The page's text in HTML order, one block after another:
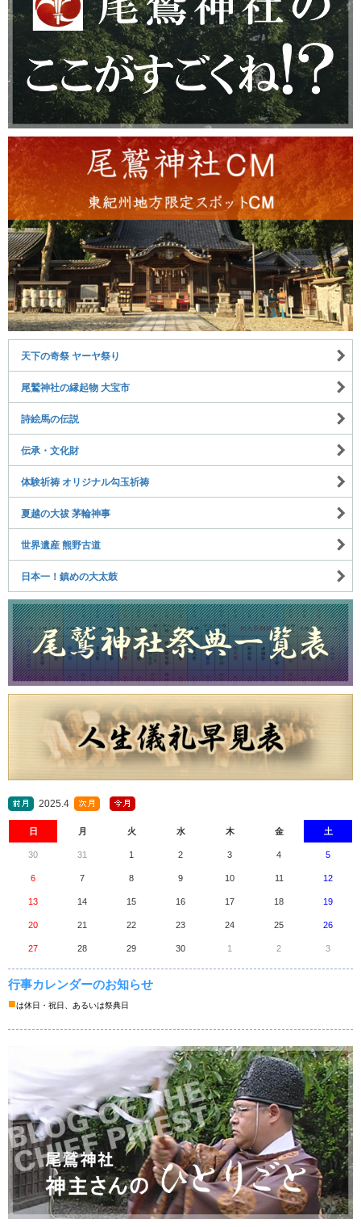
天下の奇祭 ヤーヤ祭り
尾鷲神社の縁起物 大宝市
詩絵馬の伝説
伝承・文化財
体験祈祷 オリジナル勾玉祈祷
夏越の大祓 茅輪神事
世界遺産 熊野古道
日本一！鎮めの大太鼓
2025.4
日 月 火 水 木 金 土
30 31 1 2 3 4 5
6 7 8 9 10 11 12
13 14 15 16 17 18 19
20 21 22 23 24 25 26
27 28 29 30 1 2 3
行事カレンダーのお知らせ
■は休日・祝日、あるいは祭典日